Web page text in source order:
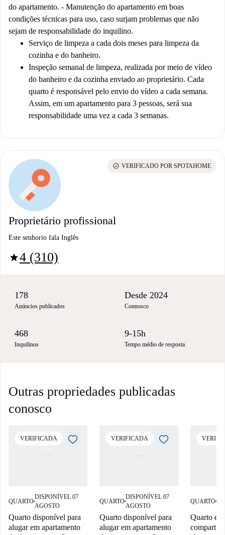
do apartamento. - Manutenção do apartamento em boas
condições técnicas para uso, caso surjam problemas que não
sejam de responsabilidade do inquilino.
Serviço de limpeza a cada dois meses para limpeza da
cozinha e do banheiro.
Inspeção semanal de limpeza, realizada por meio de vídeo
do banheiro e da cozinha enviado ao proprietário. Cada
quarto é responsável pelo envio do vídeo a cada semana.
Assim, em um apartamento para 3 pessoas, será sua
responsabilidade uma vez a cada 3 semanas.
Proprietário profissional
Este senhorio fala Inglês
star4 (310)
check_circle VERIFICADO POR SPOTAHOME
178
Anúncios publicados
Desde 2024
Connosco
468
Inquilinos
9-15h
Tempo médio de resposta
Outras propriedades publicadas
conosco
VERIFICADA
QUARTO■
DISPONÍVEL 07
AGOSTO
Quarto disponível para
alugar em apartamento
VERIFICADA
QUARTO■
DISPONÍVEL 07
AGOSTO
Quarto disponível para
alugar em apartamento
QUARTO■
Quarto